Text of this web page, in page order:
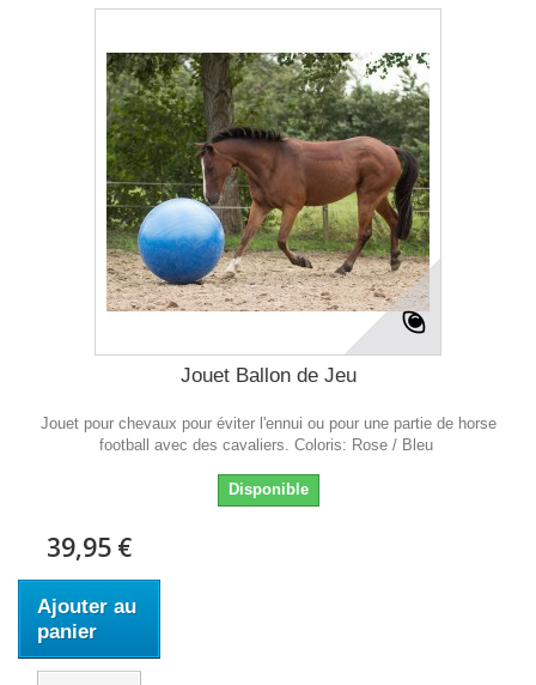
Jouet Ballon de Jeu
Jouet pour chevaux pour éviter l'ennui ou pour une partie de horse
football avec des cavaliers. Coloris: Rose / Bleu
Disponible
39,95 €
Ajouter au
panier